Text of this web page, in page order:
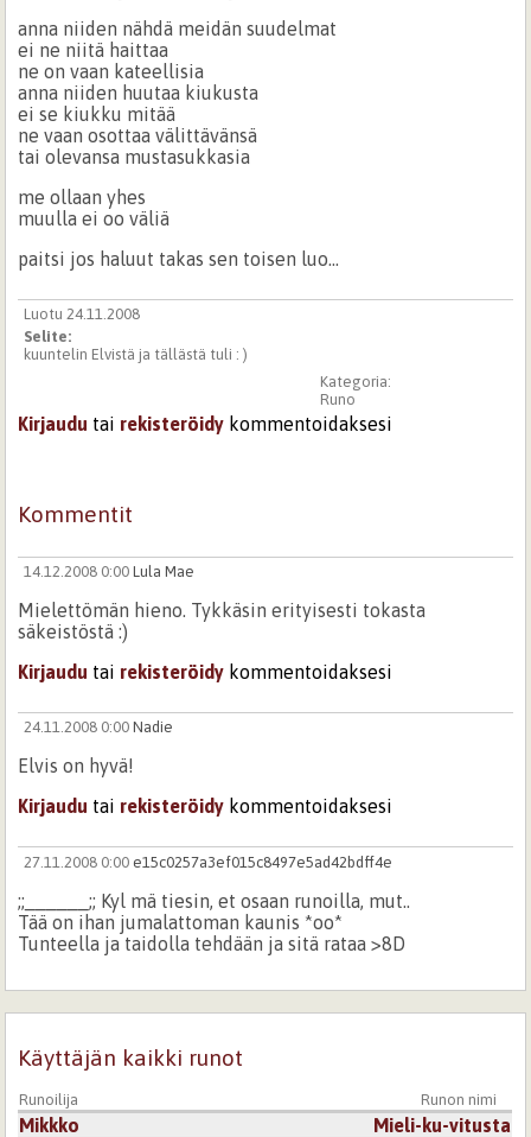
anna niiden nähdä meidän suudelmat
ei ne niitä haittaa
ne on vaan kateellisia
anna niiden huutaa kiukusta
ei se kiukku mitää
ne vaan osottaa välittävänsä
tai olevansa mustasukkasia
me ollaan yhes
muulla ei oo väliä
paitsi jos haluut takas sen toisen luo...
Luotu 24.11.2008
Selite:
kuuntelin Elvistä ja tällästä tuli : )
Kategoria:
Runo
Kirjaudu tai rekisteröidy kommentoidaksesi
Kommentit
14.12.2008 0:00 Lula Mae
Mielettömän hieno. Tykkäsin erityisesti tokasta
säkeistöstä :)
Kirjaudu tai rekisteröidy kommentoidaksesi
24.11.2008 0:00 Nadie
Elvis on hyvä!
Kirjaudu tai rekisteröidy kommentoidaksesi
27.11.2008 0:00 e15c0257a3ef015c8497e5ad42bdff4e
;;______;; Kyl mä tiesin, et osaan runoilla, mut..
Tää on ihan jumalattoman kaunis *oo*
Tunteella ja taidolla tehdään ja sitä rataa >8D
14.12.2008 0:00Lula Mae
Mielettömän hieno. Tykkäsin erityisesti tokasta
säkeistöstä :)
Käyttäjän kaikki runot
Runoilija Runon nimi
Mikkko
Mieli-ku-vitusta